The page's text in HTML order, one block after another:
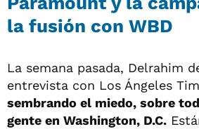
la fusión con WBD
La semana pasada, Delrahim
entrevista con Los Ángeles
sembrando el miedo, sobre
gente en Washington, D.C.